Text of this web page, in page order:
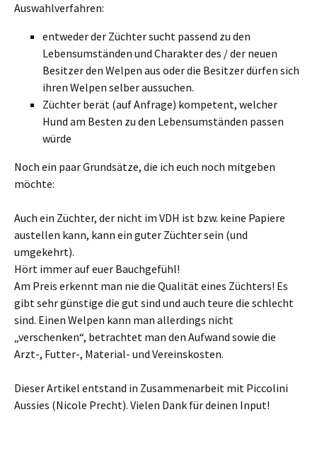
Auswahlverfahren:
entweder der Züchter sucht passend zu den
Lebensumständen und Charakter des / der neuen
Besitzer den Welpen aus oder die Besitzer dürfen sich
ihren Welpen selber aussuchen.
Züchter berät (auf Anfrage) kompetent, welcher
Hund am Besten zu den Lebensumständen passen
würde
Noch ein paar Grundsätze, die ich euch noch mitgeben
möchte:
Auch ein Züchter, der nicht im VDH ist bzw. keine Papiere
austellen kann, kann ein guter Züchter sein (und
umgekehrt).
Hört immer auf euer Bauchgefühl!
Am Preis erkennt man nie die Qualität eines Züchters! Es
gibt sehr günstige die gut sind und auch teure die schlecht
sind. Einen Welpen kann man allerdings nicht
„verschenken“, betrachtet man den Aufwand sowie die
Arzt-, Futter-, Material- und Vereinskosten.
Dieser Artikel entstand in Zusammenarbeit mit Piccolini
Aussies (Nicole Precht). Vielen Dank für deinen Input!